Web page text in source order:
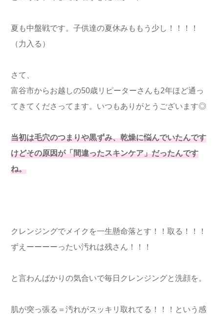
夏も中盤戦です。子供達の夏休みももう少し！！！！
（力入る）
さて、
富谷市からお越しの50歳リピーターさんも2年ほど通っ
てきてくださってます。いつもありがとうございます◎
当初は毛穴のつまりや黒ずみ、乾燥に悩んでいたんです
けどその原因が「間違ったスキンケア」だったんです
ね。
クレンジングでメイクを一生懸命落とす！！取る！！！
ずえーーーーったい汚れは残さん！！！
と言わんばかりの気合いで毎日クレンジングと洗顔を。
肌が突っ張る＝汚れがスッキリ取れてる！！！という感